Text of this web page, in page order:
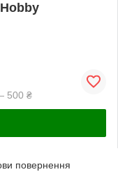
500 ₴
повернення